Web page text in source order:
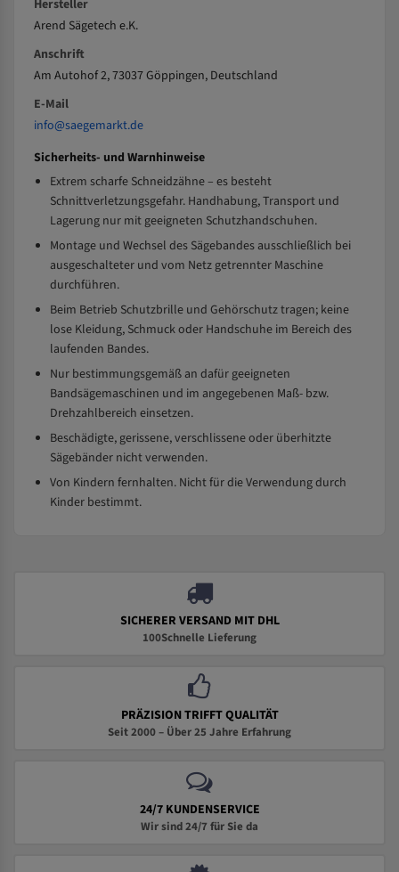
Hersteller
Arend Sägetech e.K.
Anschrift
Am Autohof 2, 73037 Göppingen, Deutschland
E-Mail
info@saegemarkt.de
Sicherheits- und Warnhinweise
Extrem scharfe Schneidzähne – es besteht
Schnittverletzungsgefahr. Handhabung, Transport und
Lagerung nur mit geeigneten Schutzhandschuhen.
Montage und Wechsel des Sägebandes ausschließlich bei
ausgeschalteter und vom Netz getrennter Maschine
durchführen.
Beim Betrieb Schutzbrille und Gehörschutz tragen; keine
lose Kleidung, Schmuck oder Handschuhe im Bereich des
laufenden Bandes.
Nur bestimmungsgemäß an dafür geeigneten
Bandsägemaschinen und im angegebenen Maß- bzw.
Drehzahlbereich einsetzen.
Beschädigte, gerissene, verschlissene oder überhitzte
Sägebänder nicht verwenden.
Von Kindern fernhalten. Nicht für die Verwendung durch
Kinder bestimmt.
SICHERER VERSAND MIT DHL
100Schnelle Lieferung
PRÄZISION TRIFFT QUALITÄT
Seit 2000 – Über 25 Jahre Erfahrung
24/7 KUNDENSERVICE
Wir sind 24/7 für Sie da